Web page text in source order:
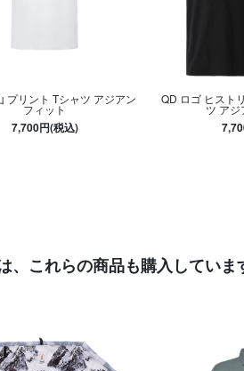
プリント Tシャツ アジアン
フィット
7,700円(税込)
QD ロゴ ヒスト
ツ ア
これらの商品も購入していま